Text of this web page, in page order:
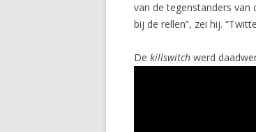
van de tegenstanders
bij de rellen”, zei hij.
De killswitch werd